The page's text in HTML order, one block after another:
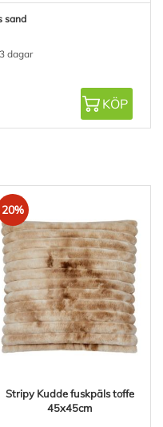
sand
dagar
KÖP
20%
Stripy Kudde fuskpäls toffe
45x45cm